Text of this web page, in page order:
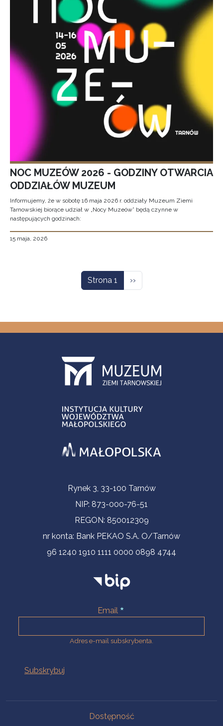
NOC MUZEÓW 2026 - GODZINY OTWARCIA
ODDZIAŁÓW MUZEUM
Informujemy, że w sobotę 16 maja 2026 r. oddziały Muzeum Ziemi
Tarnowskiej biorące udział w „Nocy Muzeów” będą czynne w
następujących godzinach:
15 maja, 2026
Strona 1 Następna strona
››
Informacje kontaktoweRynek 3, 33-100 Tarnów
NIP: 873-000-76-51
REGON: 850012309
nr konta: Bank PEKAO S.A. O/Tarnów
96 1240 1910 1111 0000 0898 4744
Email
Adres e-mail subskrybenta.
Dostępność